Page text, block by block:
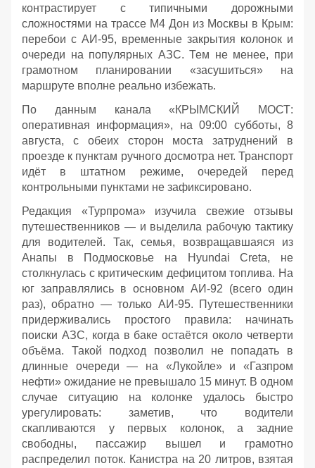
контрастирует с типичными дорожными
сложностями на трассе М4 Дон из Москвы в Крым:
перебои с АИ‑95, временные закрытия колонок и
очереди на популярных АЗС. Тем не менее, при
грамотном планировании «засушиться» на
маршруте вполне реально избежать.
По данным канала «КРЫМСКИЙ МОСТ:
оперативная информация», на 09:00 субботы, 8
августа, с обеих сторон моста затруднений в
проезде к пунктам ручного досмотра нет. Транспорт
идёт в штатном режиме, очередей перед
контрольными пунктами не зафиксировано.
Редакция «Турпрома» изучила свежие отзывы
путешественников — и выделила рабочую тактику
для водителей. Так, семья, возвращавшаяся из
Анапы в Подмосковье на Hyundai Creta, не
столкнулась с критическим дефицитом топлива. На
юг заправлялись в основном АИ‑92 (всего один
раз), обратно — только АИ‑95. Путешественники
придерживались простого правила: начинать
поиски АЗС, когда в баке остаётся около четверти
объёма. Такой подход позволил не попадать в
длинные очереди — на «Лукойле» и «Газпром
нефти» ожидание не превышало 15 минут. В одном
случае ситуацию на колонке удалось быстро
урегулировать: заметив, что водители
скапливаются у первых колонок, а задние
свободны, пассажир вышел и грамотно
распределил поток. Канистра на 20 литров, взятая